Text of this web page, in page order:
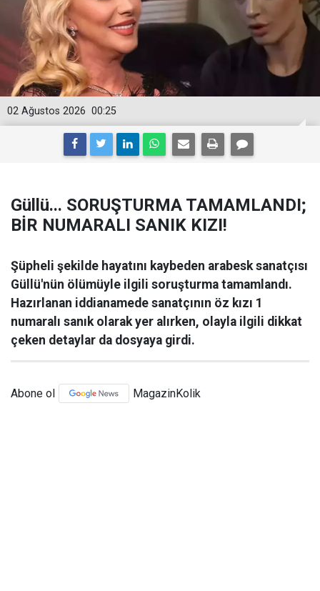
00:25
02 Ağustos 2026
Güllü... SORUŞTURMA TAMAMLANDI;
BİR NUMARALI SANIK KIZI!
Şüpheli şekilde hayatını kaybeden arabesk sanatçısı
Güllü'nün ölümüyle ilgili soruşturma tamamlandı.
Hazırlanan iddianamede sanatçının öz kızı 1
numaralı sanık olarak yer alırken, olayla ilgili dikkat
çeken detaylar da dosyaya girdi.
Abone ol MagazinKolik